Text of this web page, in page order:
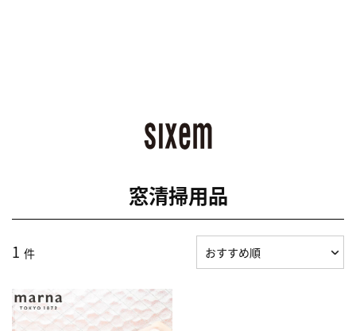
窓清掃用品
1 件